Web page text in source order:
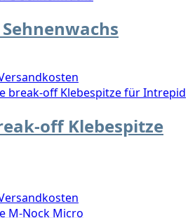
off Klebespitze